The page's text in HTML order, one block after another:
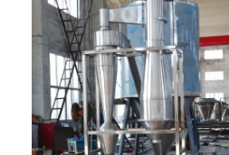
เครื่องปั่นถัง IBC
เครื่องอบแห้งอุตสาหกรรม
เครื่องเป่าแฟลช
เครื่องเป่าพาย